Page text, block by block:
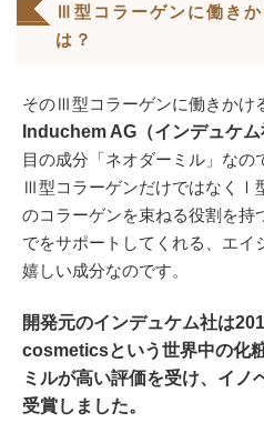
Ⅲ型コラーゲンに働き
は？
そのⅢ型コラーゲンに働きかけ
Induchem AG（インデュケム
目の成分「ネオダーミル」なの
Ⅲ型コラーゲンだけではなくⅠ
のコラーゲンを束ねる役割を持
でをサポートしてくれる、エイ
嬉しい成分なのです。
開発元のインデュケム社は
cosmeticsという世界中の化
ミルが高い評価を受け、イノ
受賞しました。